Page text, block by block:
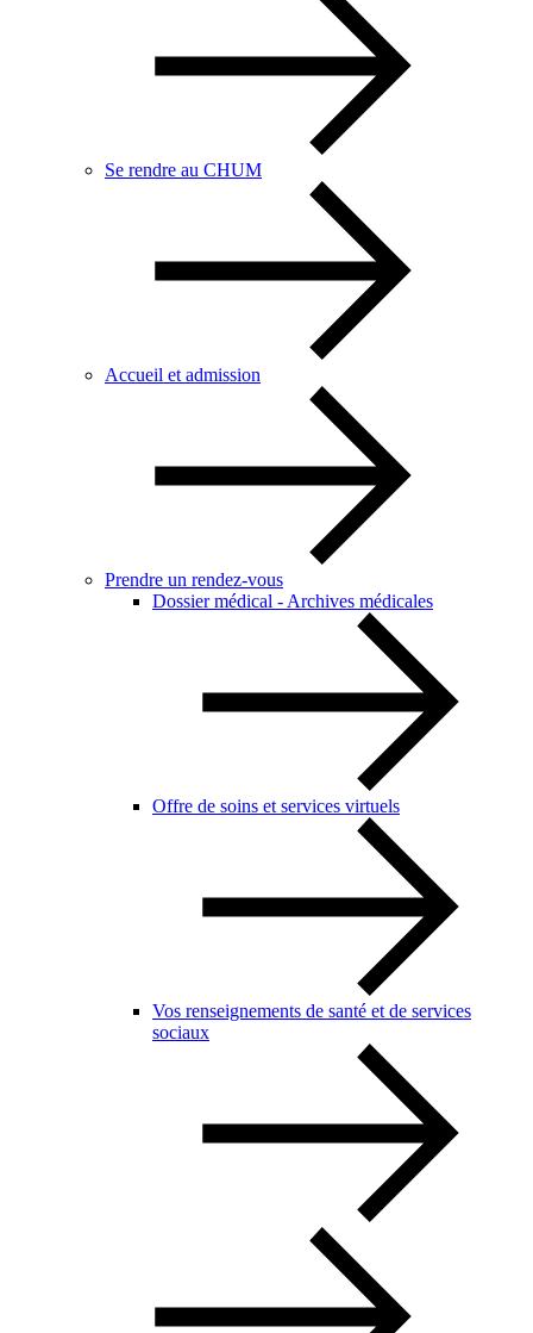
Se rendre au CHUM
Accueil et admission
Prendre un rendez-vous
Dossier médical - Archives médicales
Offre de soins et services virtuels
Vos renseignements de santé et de services
sociaux